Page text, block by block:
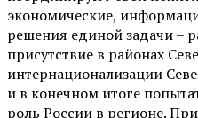
экономические,
решения единой задачи –
присутствие в районах
интернационализации
и в конечном итоге
роль России в регионе.